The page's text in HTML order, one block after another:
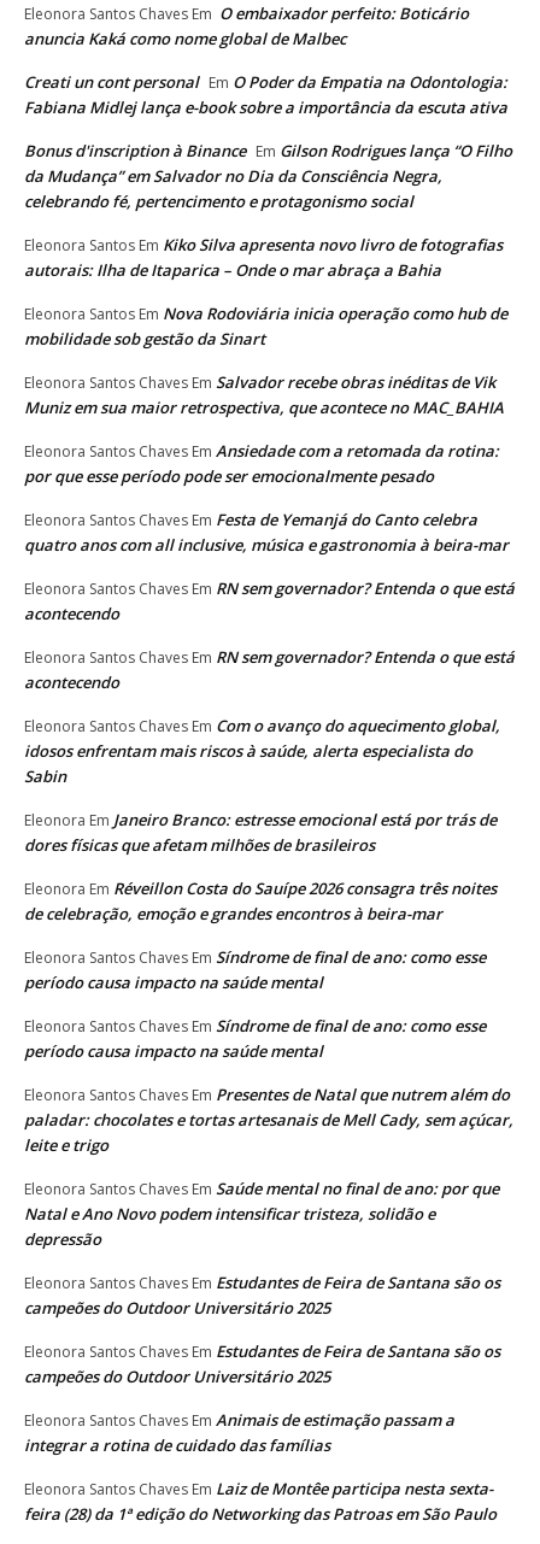
Eleonora Santos Chaves Em O embaixador perfeito: Boticário
anuncia Kaká como nome global de Malbec
Creati un cont personal Em O Poder da Empatia na Odontologia:
Fabiana Midlej lança e-book sobre a importância da escuta ativa
Bonus d'inscription à Binance Em Gilson Rodrigues lança “O Filho
da Mudança” em Salvador no Dia da Consciência Negra,
celebrando fé, pertencimento e protagonismo social
Eleonora Santos Em Kiko Silva apresenta novo livro de fotografias
autorais: Ilha de Itaparica – Onde o mar abraça a Bahia
Eleonora Santos Em Nova Rodoviária inicia operação como hub de
mobilidade sob gestão da Sinart
Eleonora Santos Chaves Em Salvador recebe obras inéditas de Vik
Muniz em sua maior retrospectiva, que acontece no MAC_BAHIA
Eleonora Santos Chaves Em Ansiedade com a retomada da rotina:
por que esse período pode ser emocionalmente pesado
Eleonora Santos Chaves Em Festa de Yemanjá do Canto celebra
quatro anos com all inclusive, música e gastronomia à beira-mar
Eleonora Santos Chaves Em RN sem governador? Entenda o que está
acontecendo
Eleonora Santos Chaves Em RN sem governador? Entenda o que está
acontecendo
Eleonora Santos Chaves Em Com o avanço do aquecimento global,
idosos enfrentam mais riscos à saúde, alerta especialista do
Sabin
Eleonora Em Janeiro Branco: estresse emocional está por trás de
dores físicas que afetam milhões de brasileiros
Eleonora Em Réveillon Costa do Sauípe 2026 consagra três noites
de celebração, emoção e grandes encontros à beira-mar
Eleonora Santos Chaves Em Síndrome de final de ano: como esse
período causa impacto na saúde mental
Eleonora Santos Chaves Em Síndrome de final de ano: como esse
período causa impacto na saúde mental
Eleonora Santos Chaves Em Presentes de Natal que nutrem além do
paladar: chocolates e tortas artesanais de Mell Cady, sem açúcar,
leite e trigo
Eleonora Santos Chaves Em Saúde mental no final de ano: por que
Natal e Ano Novo podem intensificar tristeza, solidão e
depressão
Eleonora Santos Chaves Em Estudantes de Feira de Santana são os
campeões do Outdoor Universitário 2025
Eleonora Santos Chaves Em Estudantes de Feira de Santana são os
campeões do Outdoor Universitário 2025
Eleonora Santos Chaves Em Animais de estimação passam a
integrar a rotina de cuidado das famílias
Eleonora Santos Chaves Em Laiz de Montêe participa nesta sexta-
feira (28) da 1ª edição do Networking das Patroas em São Paulo